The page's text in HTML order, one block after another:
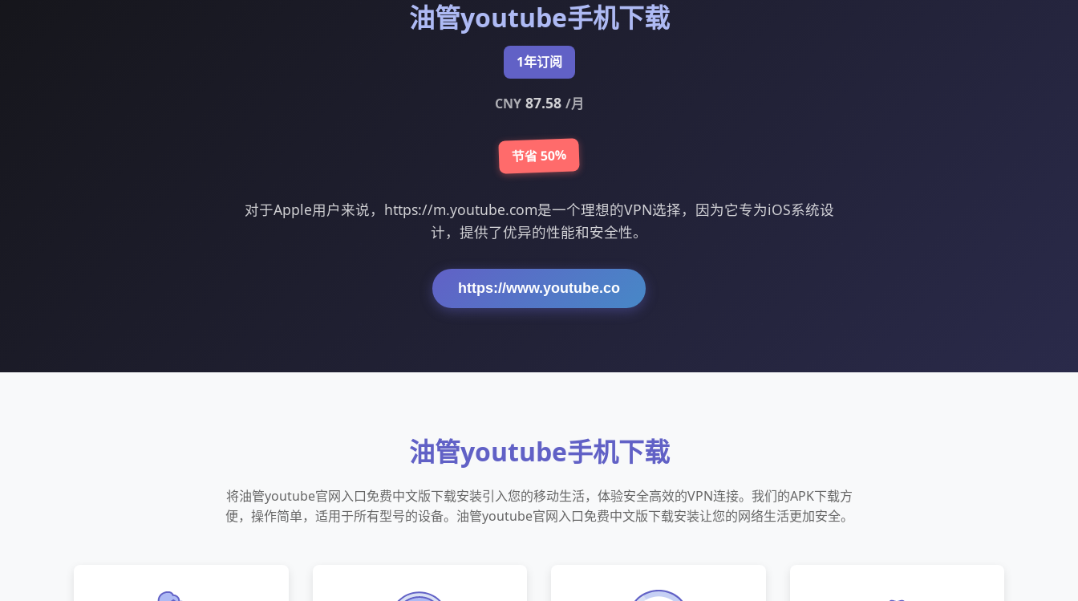
油管youtube手机下载
1年订阅
CNY87.58 /月
节省 50%
对于Apple用户来说，https://m.youtube.com是一个理想的VPN选择，因为它专为iOS系统设
计，提供了优异的性能和安全性。
https://www.youtube.co
油管youtube手机下载
将油管youtube官网入口免费中文版下载安装引入您的移动生活，体验安全高效的VPN连接。我们的APK下载方
便，操作简单，适用于所有型号的设备。油管youtube官网入口免费中文版下载安装让您的网络生活更加安全。